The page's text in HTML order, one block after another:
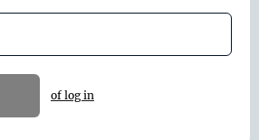
of log in